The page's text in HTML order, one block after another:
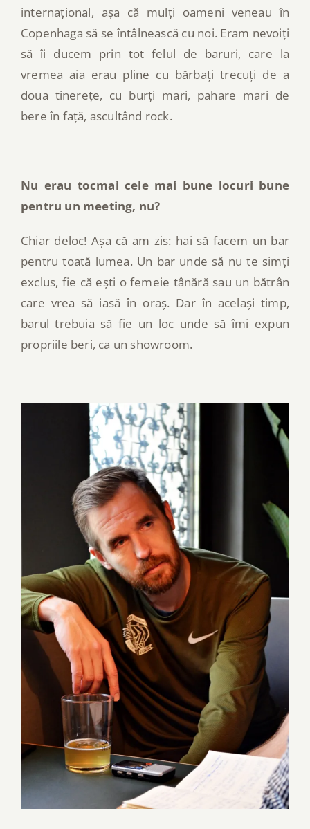
internațional, așa că mulți oameni veneau în
Copenhaga să se întâlnească cu noi. Eram nevoiți
să îi ducem prin tot felul de baruri, care la
vremea aia erau pline cu bărbați trecuți de a
doua tinerețe, cu burți mari, pahare mari de
bere în față, ascultând rock.
Nu erau tocmai cele mai bune locuri bune
pentru un meeting, nu?
Chiar deloc! Așa că am zis: hai să facem un bar
pentru toată lumea. Un bar unde să nu te simți
exclus, fie că ești o femeie tânără sau un bătrân
care vrea să iasă în oraș. Dar în același timp,
barul trebuia să fie un loc unde să îmi expun
propriile beri, ca un showroom.